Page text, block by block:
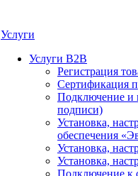
Услуги
Услуги B2B
Регистрация
Сертификация
Подключение и
подписи)
Установка,
обеспечения
Установка,
Установка,
Подключение к